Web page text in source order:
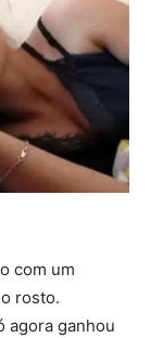
com um
rosto.
agora ganhou